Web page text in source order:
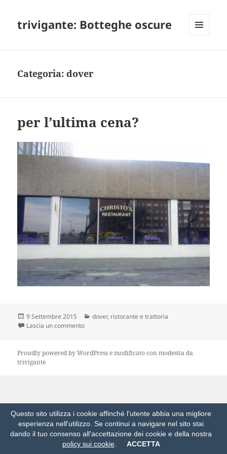
trivigante: Botteghe oscure
Categoria:dover
per l’ultima cena?
Scritto
il
9 Settembre 2015 Categorie
dover, ristorante e trattoria
Lascia un commentosu per l’ultima cena?
Questo sito utilizza i cookie affinchè l'utente abbia una migliore
esperienza nell'utilizzo. Se continui a navigare nel sito stai
dando il tuo consenso all'accettazione dei cookie e della nostra
policy sui cookie. ACCETTA
Proudly powered by WordPresse modificato con modestia da
trivigante